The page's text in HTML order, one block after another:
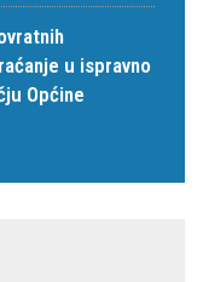
u ispravno
Općine